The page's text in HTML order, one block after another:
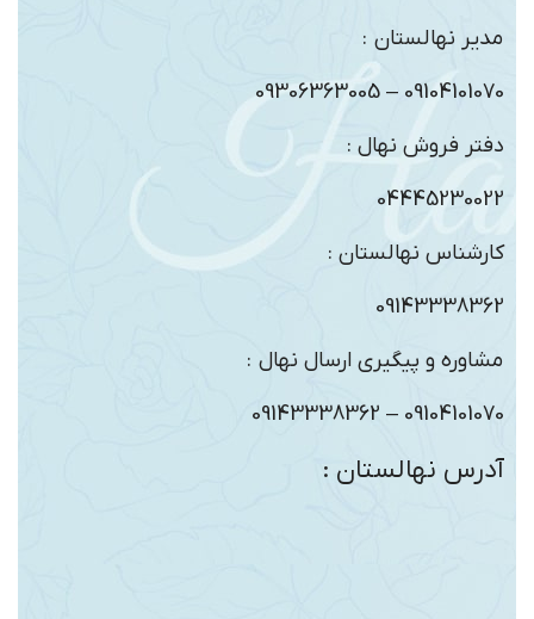
مدیر نهالستان :
09104101070 – 09306363005
دفتر فروش نهال :
04445230022
کارشناس نهالستان :
09143338362
مشاوره و پیگیری ارسال نهال :
09104101070 – 09143338362
آدرس نهالستان :